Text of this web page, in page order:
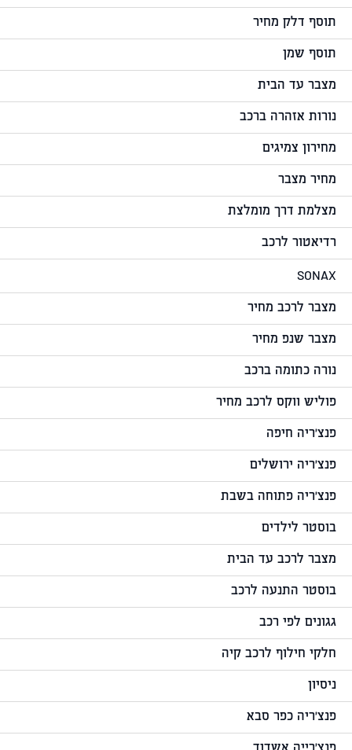
תוסף דלק מחיר
תוסף שמן
מצבר עד הבית
נורות אזהרה ברכב
מחירון צמיגים
מחיר מצבר
מצלמת דרך מומלצת
רדיאטור לרכב
SONAX
מצבר לרכב מחיר
מצבר שנפ מחיר
נורה כתומה ברכב
פוליש ווקס לרכב מחיר
פנצ'ריה חיפה
פנצ'ריה ירושלים
פנצ'ריה פתוחה בשבת
בוסטר לילדים
מצבר לרכב עד הבית
בוסטר התנעה לרכב
גגונים לפי רכב
חלקי חילוף לרכב קיה
ניסיון
פנצ'ריה כפר סבא